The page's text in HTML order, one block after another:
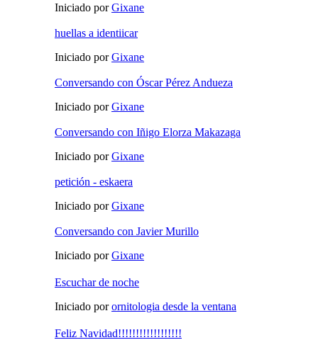
Iniciado porGixane
huellas a identiicar
Iniciado porGixane
Conversando con Óscar Pérez Andueza
Iniciado porGixane
Conversando con Iñigo Elorza Makazaga
Iniciado porGixane
petición - eskaera
Iniciado porGixane
Conversando con Javier Murillo
Iniciado porGixane
Escuchar de noche
Iniciado porornitologia desde la ventana
Feliz Navidad!!!!!!!!!!!!!!!!!!